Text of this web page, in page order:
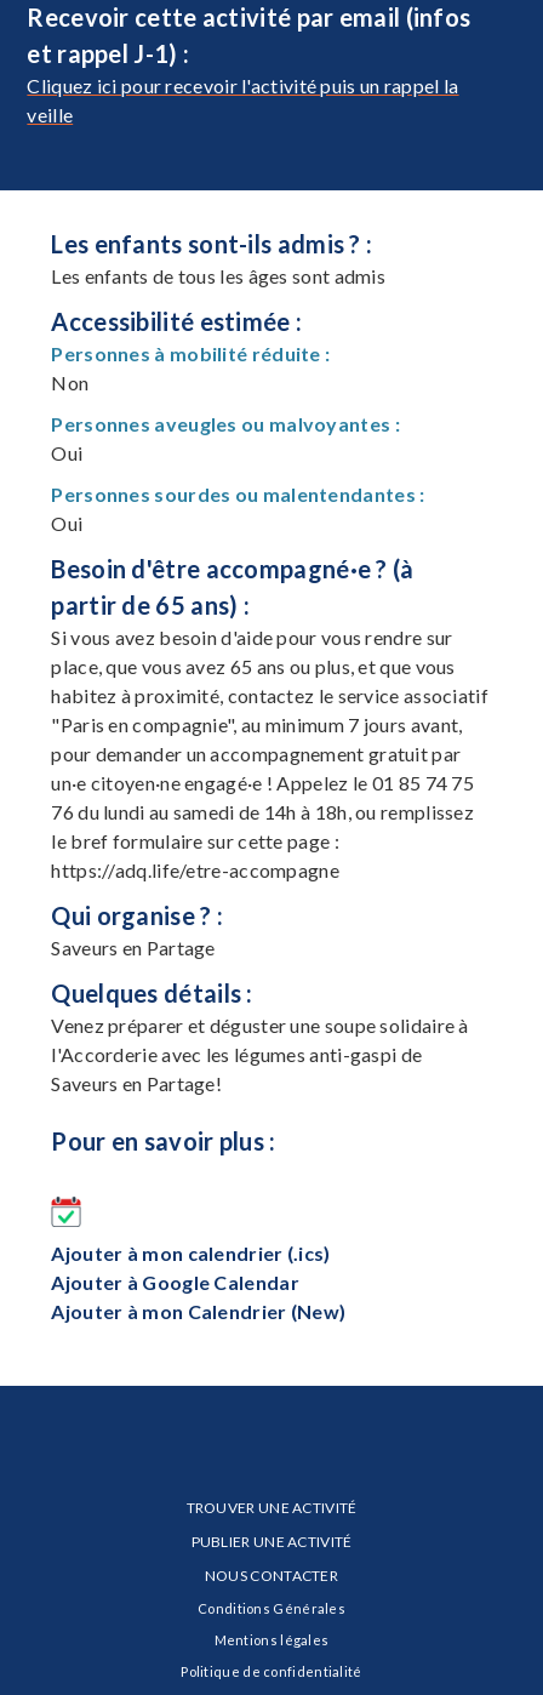
Recevoir cette activité par email (infos
et rappel J-1) :
Cliquez ici pour recevoir l'activité puis un rappel la
veille
Les enfants sont-ils admis ? :
Les enfants de tous les âges sont admis
Accessibilité estimée :
Personnes à mobilité réduite :
Non
Personnes aveugles ou malvoyantes :
Oui
Personnes sourdes ou malentendantes :
Oui
Besoin d'être accompagné·e ? (à
partir de 65 ans) :
Si vous avez besoin d'aide pour vous rendre sur
place, que vous avez 65 ans ou plus, et que vous
habitez à proximité, contactez le service associatif
"Paris en compagnie", au minimum 7 jours avant,
pour demander un accompagnement gratuit par
un·e citoyen·ne engagé·e ! Appelez le 01 85 74 75
76 du lundi au samedi de 14h à 18h, ou remplissez
le bref formulaire sur cette page :
https://adq.life/etre-accompagne
Qui organise ? :
Saveurs en Partage
Quelques détails :
Venez préparer et déguster une soupe solidaire à
l'Accorderie avec les légumes anti-gaspi de
Saveurs en Partage!
Pour en savoir plus :
Ajouter à mon calendrier (.ics)
Ajouter à Google Calendar
Ajouter à mon Calendrier (New)
TROUVER UNE ACTIVITÉ
PUBLIER UNE ACTIVITÉ
NOUS CONTACTER
Conditions Générales
Mentions légales
Politique de confidentialité